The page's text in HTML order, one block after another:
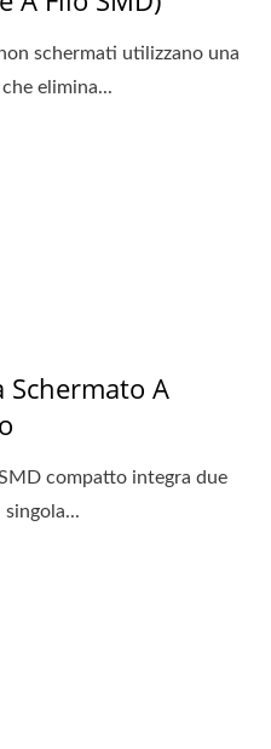
schermati utilizzano una
elimina...
A
compatto integra due